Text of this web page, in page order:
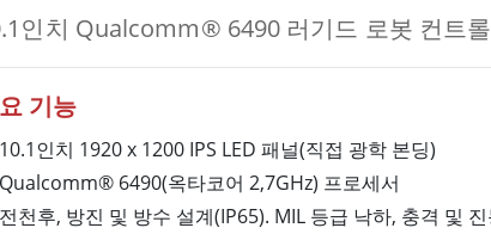
리즈
즈 / IP67 설계
국방 패널 PC
디펜스 디스플레이 / NVIS 디스플
방어 서버
급
태블릿
해양 등급
해양 패널 PC
재생 에너지
금속 및 광산
인치 Qualcomm® 6490 러기드 로봇 컨트
기능
10.1인치 1920 x 1200 IPS LED 패널(직접 광학 본딩)
Qualcomm® 6490(옥타코어 2,7GHz) 프로세서
전천후, 방진 및 방수 설계(IP65). MIL 등급 낙하, 충격 및